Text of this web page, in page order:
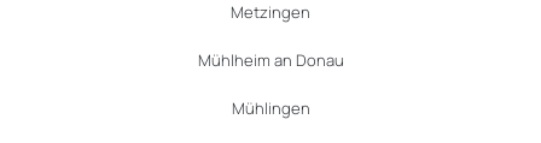
Metzingen
Mühlheim an Donau
Mühlingen